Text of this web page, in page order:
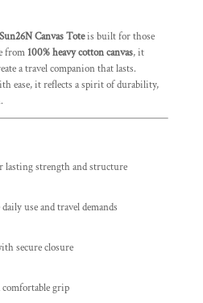
Canvas Toteis built for those
from 100% heavy cotton canvas, it
a travel companion that lasts.
ease, it reflects a spirit of durability,
lasting strength and structure
use and travel demands
secure closure
comfortable grip